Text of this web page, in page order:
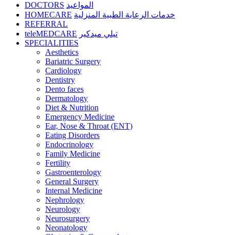
DOCTORS المواعيد
HOMECARE خدمات الرعاية الطبية المنزلية
REFERRAL
teleMEDCARE تيلي ميدكير
SPECIALITIES
Aesthetics
Bariatric Surgery
Cardiology
Dentistry
Dento faces
Dermatology
Diet & Nutrition
Emergency Medicine
Ear, Nose & Throat (ENT)
Eating Disorders
Endocrinology
Family Medicine
Fertility
Gastroenterology
General Surgery
Internal Medicine
Nephrology
Neurology
Neurosurgery
Neonatology